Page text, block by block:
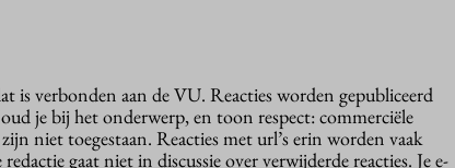
is verbonden aan de VU. Reacties worden gepubliceerd
je bij het onderwerp, en toon respect: commerciële
niet toegestaan. Reacties met url’s erin worden vaak
gaat niet in discussie over verwijderde reacties. Je e-